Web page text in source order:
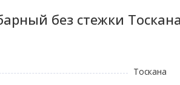
без стежки
Тоскана